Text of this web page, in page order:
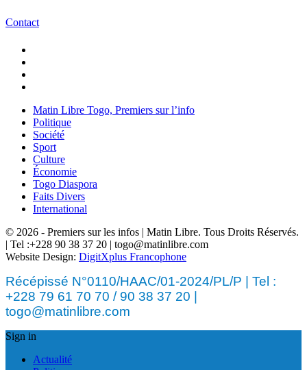
Contact
Matin Libre Togo, Premiers sur l’info
Politique
Société
Sport
Culture
Économie
Togo Diaspora
Faits Divers
International
© 2026 - Premiers sur les infos | Matin Libre. Tous Droits Réservés.
| Tel :+228 90 38 37 20 | togo@matinlibre.com
Website Design: DigitXplus Francophone
Récépissé N°0110/HAAC/01-2024/PL/P | Tel :
+228 79 61 70 70 / 90 38 37 20 |
togo@matinlibre.com
Sign in
Actualité